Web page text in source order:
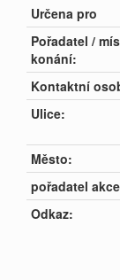
Určena pro
Pořadatel /
konání:
Kontaktní
Ulice:
Město:
pořadatel
Odkaz: